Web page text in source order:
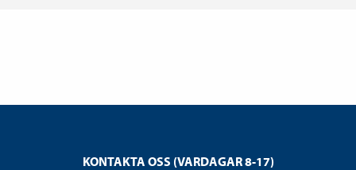
KONTAKTA OSS (VARDAGAR 8-17)